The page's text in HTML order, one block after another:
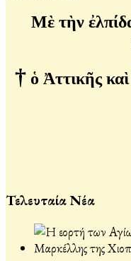
Μὲ τὴν
† ὁ Ἀττικῆς
Τελευταία Νέα